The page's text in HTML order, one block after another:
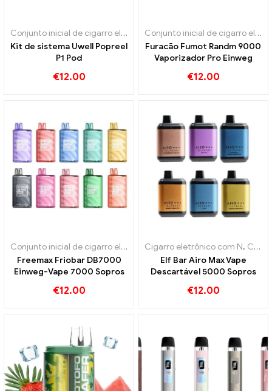
Conjunto inicial de cigarro eletrônico ,Cigarro eletrônico
Kit de sistema Uwell Popreel
P1 Pod
€12.00
Conjunto inicial de cigarro eletrônico
Furacão Fumot Randm 9000
Vaporizador Pro Einweg
€12.00
Conjunto inicial de cigarro eletrônico ,Cigarros eletrônicos
Freemax Friobar DB7000
Einweg-Vape 7000 Sopros
€12.00
Cigarro eletrônico com N, Conjunto inicial de cigarro eletrônico
Elf Bar Airo Max Vape
Descartável 5000 Sopros
€12.00